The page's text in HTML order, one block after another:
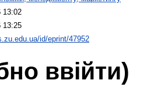
13:02
13:25
id/eprint/47952
ввійти)